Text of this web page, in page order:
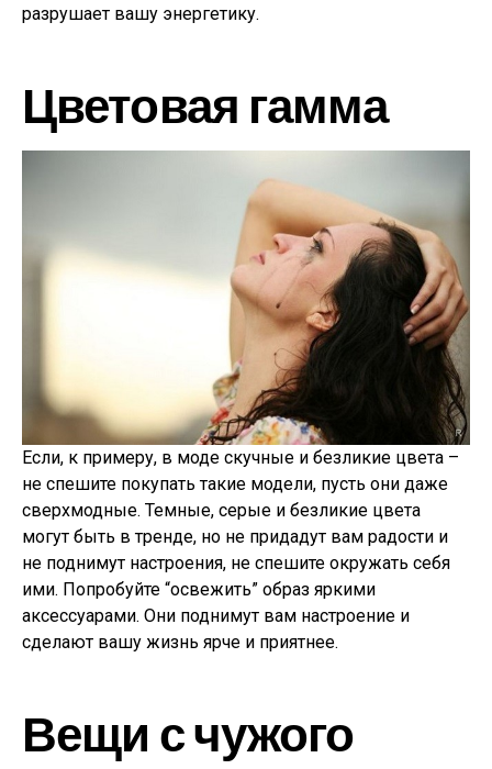
разрушает вашу энергетику.
Цветовая гамма
Если, к примеру, в моде скучные и безликие цвета –
не спешите покупать такие модели, пусть они даже
сверхмодные. Темные, серые и безликие цвета
могут быть в тренде, но не придадут вам радости и
не поднимут настроения, не спешите окружать себя
ими. Попробуйте “освежить” образ яркими
аксессуарами. Они поднимут вам настроение и
сделают вашу жизнь ярче и приятнее.
Вещи с чужого